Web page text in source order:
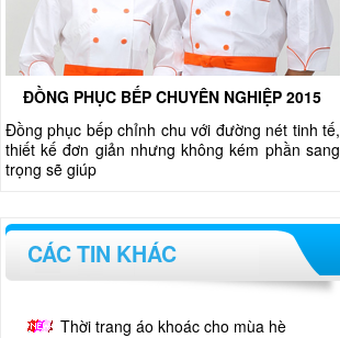
ĐỒNG PHỤC BẾP CHUYÊN NGHIỆP 2015
Đồng phục bếp chỉnh chu với đường nét tinh tế,
thiết kế đơn giản nhưng không kém phần sang
trọng sẽ giúp
CÁC TIN KHÁC
Thời trang áo khoác cho mùa hè